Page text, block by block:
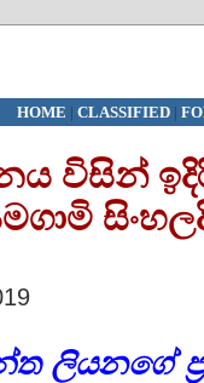
HOME | CLASSIFIED|
විසින්
ලියනගේ